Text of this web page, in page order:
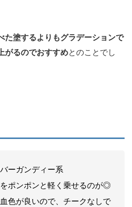
た塗するよりもグラデーションで
がるのでおすすめとのことでし
ーガンディー系
ポンポンと軽く乗せるのが◎
色が良いので、チークなしで